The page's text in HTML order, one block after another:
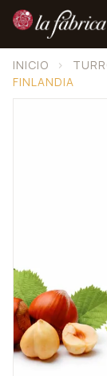
INICIO ›
FINLANDIA